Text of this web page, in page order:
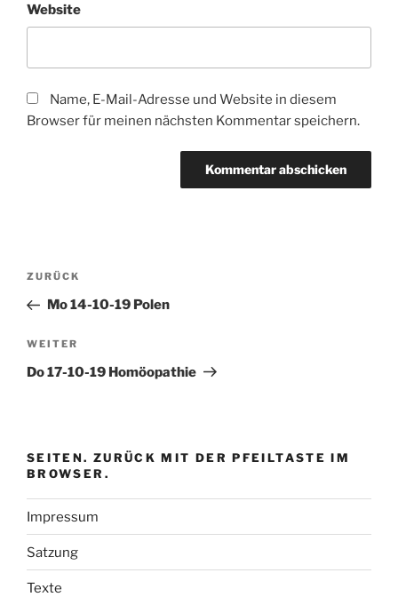
Website
Name, E-Mail-Adresse und Website in diesem
Browser für meinen nächsten Kommentar speichern.
Beitragsnavigation
Vorheriger
Beitrag
ZURÜCK
Mo 14-10-19 Polen
Nächster
Beitrag
WEITER
Do 17-10-19 Homöopathie
SEITEN. ZURÜCK MIT DER PFEILTASTE IM
BROWSER.
Impressum
Satzung
Texte